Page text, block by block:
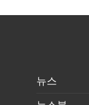
여 내부선
뉴스